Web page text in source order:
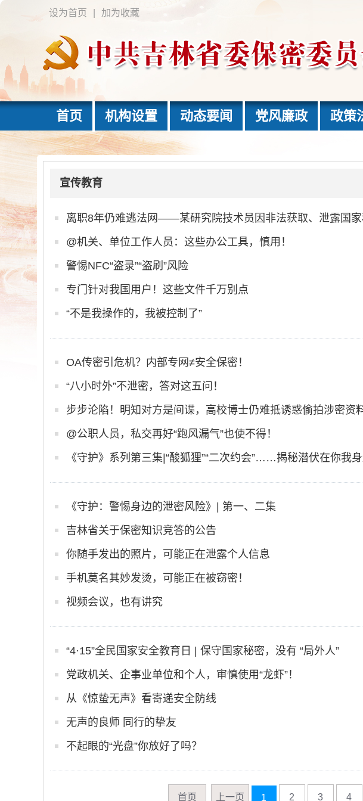
设为首页 加为收藏
首页 机构设置 动态要闻 党风廉政 政策
宣传教育
离职8年仍难逃法网——某研究院技术员因非法获取、泄露国家
@机关、单位工作人员：这些办公工具，慎用！
警惕NFC“盗录”“盗刷”风险
专门针对我国用户！这些文件千万别点
“不是我操作的，我被控制了”
OA传密引危机？内部专网≠安全保密！
“八小时外”不泄密，答对这五问！
步步沦陷！明知对方是间谍，高校博士仍难抵诱惑偷拍涉密
@公职人员，私交再好“跑风漏气”也使不得！
《守护》系列第三集|“酸狐狸”“二次约会”……揭秘潜伏在你我
《守护：警惕身边的泄密风险》| 第一、二集
吉林省关于保密知识竞答的公告
你随手发出的照片，可能正在泄露个人信息
手机莫名其妙发烫，可能正在被窃密！
视频会议，也有讲究
“4·15”全民国家安全教育日 | 保守国家秘密，没有 “局外人”
党政机关、企事业单位和个人，审慎使用“龙虾”！
从《惊蛰无声》看寄递安全防线
无声的良师 同行的挚友
不起眼的“光盘”你放好了吗？
首页 上一页 1 2 3 4